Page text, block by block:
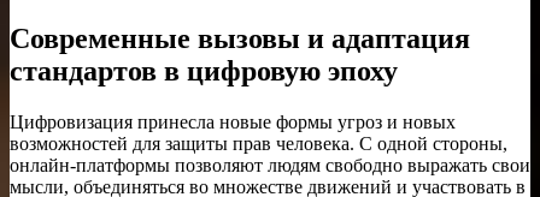
Современные вызовы и адаптация
стандартов в цифровую эпоху
Цифровизация принесла новые формы угроз и новых
возможностей для защиты прав человека. С одной стороны,
онлайн-платформы позволяют людям свободно выражать свои
мысли, объединяться во множестве движений и участвовать в